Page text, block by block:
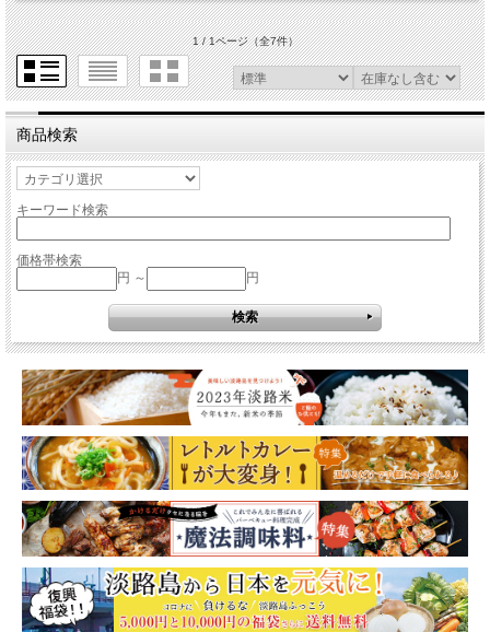
1 / 1ページ（全7件）
商品検索
キーワード検索
価格帯検索
円 ～
円